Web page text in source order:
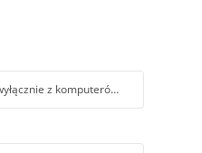
z komputerów Biblioteki PK